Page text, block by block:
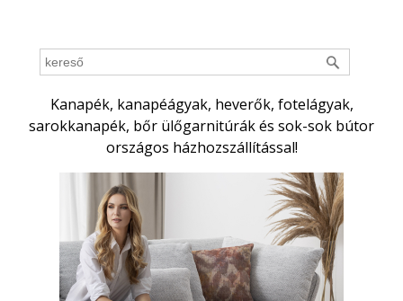
Kanapék, kanapéágyak, heverők, fotelágyak,
sarokkanapék, bőr ülőgarnitúrák és sok-sok bútor
országos házhozszállítással!